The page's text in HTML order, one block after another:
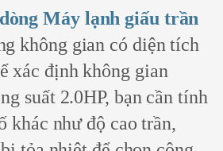
Máy lạnh giấu trần
không gian có diện tích
xác định không gian
suất 2.0HP, bạn cần tính
khác như độ cao trần,